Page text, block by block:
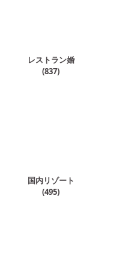
レストラン婚
(837)
国内リゾート
(495)